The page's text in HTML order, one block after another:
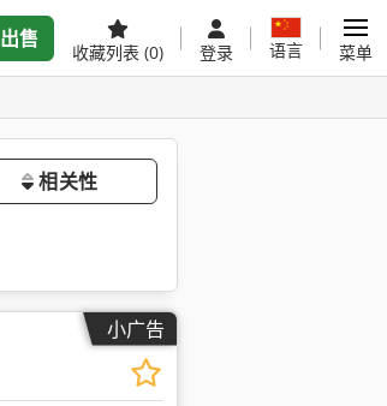
出售
收藏列表 (0) 登录 语言 菜单
相关性
小广告